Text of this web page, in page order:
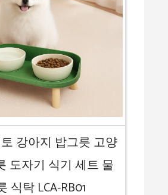
토 강아지 밥그릇 고양
도자기 식기 세트 물
식탁 LCA-RB01